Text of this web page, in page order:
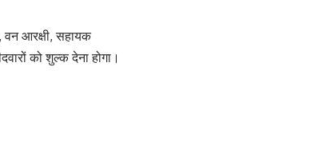
वन आरक्षी, सहायक
को शुल्क देना होगा।